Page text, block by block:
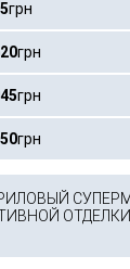
грн
грн
грн
грн